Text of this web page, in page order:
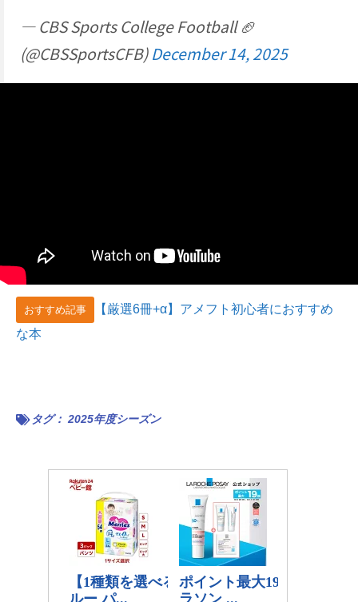
— CBS Sports College Football 🏈
(@CBSSportsCFB)December 14, 2025
おすすめ記事
【厳選6冊+α】アメフト初心者におすすめ
な本
タグ： 2025年度シーズン